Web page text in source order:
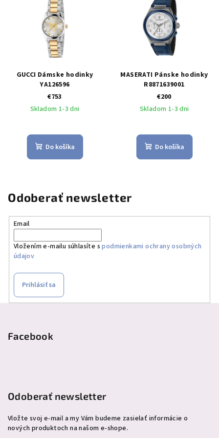
GUCCI Dámske hodinky
YA126596
€753
Skladom 1-3 dni
Do košíka
MASERATI Pánske hodinky
R8871639001
€200
Skladom 1-3 dni
Do košíka
Odoberať newsletter
Email
Vložením e-mailu súhlasíte spodmienkami ochrany osobných
údajov
Prihlásiť sa
Facebook
Odoberať newsletter
Vložte svoj e-mail a my Vám budeme zasielať informácie o
nových produktoch na našom e-shope.